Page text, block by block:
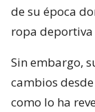
de su época
ropa
Sin embargo,
cambios
como lo ha